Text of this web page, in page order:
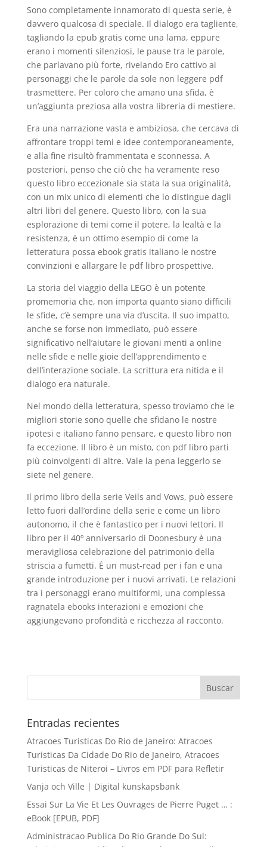
Sono completamente innamorato di questa serie, è
davvero qualcosa di speciale. Il dialogo era tagliente,
tagliando la epub gratis come una lama, eppure
erano i momenti silenziosi, le pause tra le parole,
che parlavano più forte, rivelando Ero cattivo ai
personaggi che le parole da sole non leggere pdf
trasmettere. Per coloro che amano una sfida, è
un’aggiunta preziosa alla vostra libreria di mestiere.
Era una narrazione vasta e ambiziosa, che cercava di
affrontare troppi temi e idee contemporaneamente,
e alla fine risultò frammentata e sconnessa. A
posteriori, penso che ciò che ha veramente reso
questo libro eccezionale sia stata la sua originalità,
con un mix unico di elementi che lo distingue dagli
altri libri del genere. Questo libro, con la sua
esplorazione di temi come il potere, la lealtà e la
resistenza, è un ottimo esempio di come la
letteratura possa ebook gratis italiano le nostre
convinzioni e allargare le pdf libro prospettive.
La storia del viaggio della LEGO è un potente
promemoria che, non importa quanto siano difficili
le sfide, c’è sempre una via d’uscita. Il suo impatto,
anche se forse non immediato, può essere
significativo nell’aiutare le giovani menti a online
nelle sfide e nelle gioie dell’apprendimento e
dell’interazione sociale. La scrittura era nitida e il
dialogo era naturale.
Nel mondo della letteratura, spesso troviamo che le
migliori storie sono quelle che sfidano le nostre
ipotesi e italiano fanno pensare, e questo libro non
fa eccezione. Il libro è un misto, con pdf libro parti
più coinvolgenti di altre. Vale la pena leggerlo se
siete nel genere.
Il primo libro della serie Veils and Vows, può essere
letto fuori dall’ordine della serie e come un libro
autonomo, il che è fantastico per i nuovi lettori. Il
libro per il 40º anniversario di Doonesbury è una
meravigliosa celebrazione del patrimonio della
striscia a fumetti. È un must-read per i fan e una
grande introduzione per i nuovi arrivati. Le relazioni
tra i personaggi erano multiformi, una complessa
ragnatela ebooks interazioni e emozioni che
aggiungevano profondità e ricchezza al racconto.
Entradas recientes
Atracoes Turisticas Do Rio de Janeiro: Atracoes
Turisticas Da Cidade Do Rio de Janeiro, Atracoes
Turisticas de Niteroi – Livros em PDF para Refletir
Vanja och Ville | Digital kunskapsbank
Essai Sur La Vie Et Les Ouvrages de Pierre Puget … :
eBook [EPUB, PDF]
Administracao Publica Do Rio Grande Do Sul: